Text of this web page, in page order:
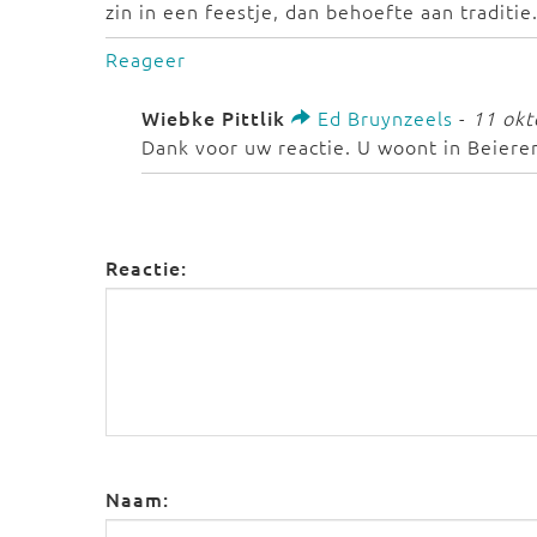
zin in een feestje, dan behoefte aan traditie.
Reageer
Wiebke Pittlik Ed Bruynzeels - 11
Dank voor uw reactie. U woont in
Reactie:
Naam: